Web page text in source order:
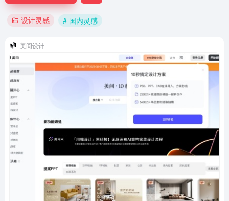
设计灵感 # 国内灵感
美间设计